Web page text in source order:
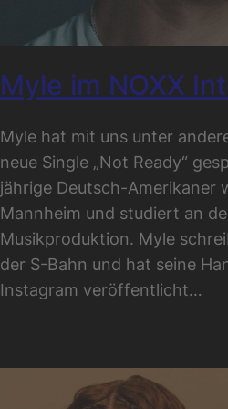
Myle im NOXX
Myle hat mit uns unter
neue Single „Not Ready“
jährige Deutsch-Amerikaner
Mannheim und studiert an
Musikproduktion. Myle
der S-Bahn und hat seine
Instagram veröffentlicht…